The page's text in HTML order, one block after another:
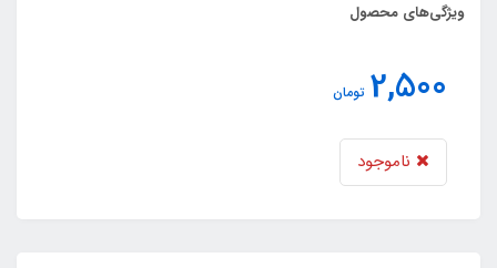
ویژگی‌های محصول
2,500 تومان
ناموجود